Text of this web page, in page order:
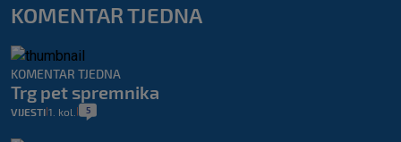
KOMENTAR TJEDNA
KOMENTAR TJEDNA
Trg pet spremnika
VIJESTI 1. kol. 5